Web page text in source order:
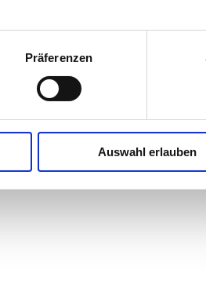
Präferenzen
Auswahl erlauben